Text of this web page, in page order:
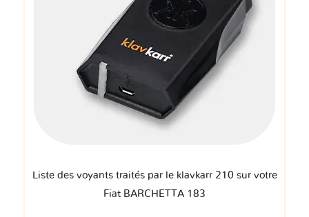
Liste des voyants traités par le klavkarr 210 sur votre
Fiat BARCHETTA 183